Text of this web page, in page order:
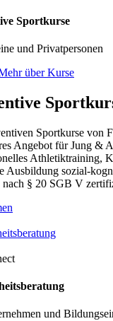
Sportkurse
und Privatpersonen
über Kurse
Sportkurse von
Angebot für Jung &
Athletiktraining,
Ausbildung sozial-
nach § 20 SGB V
und